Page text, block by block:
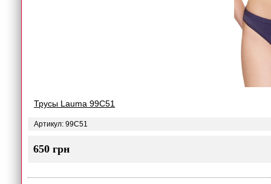
Трусы Lauma 99C51
Артикул: 99C51
650 грн